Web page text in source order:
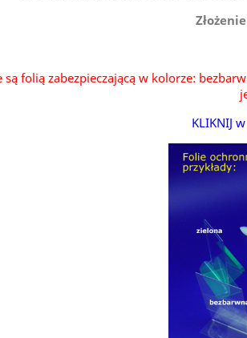
folią zabezpieczającą w kolorze:
KLIKNIJ